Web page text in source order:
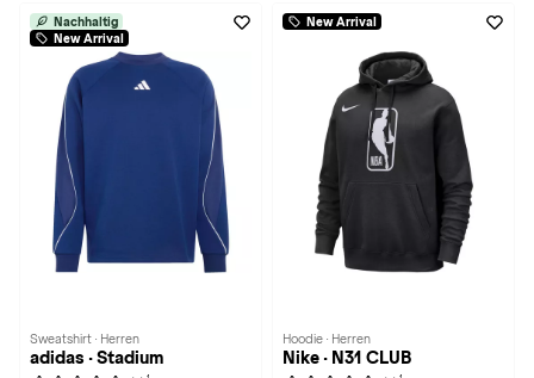
Nachhaltig
New Arrival
Sweatshirt · Herren
adidas · Stadium
New Arrival
Hoodie · Herren
Nike · N31 CLUB